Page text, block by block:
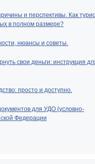
и перспективы. Как
в полном размере?
нюансы и советы.
свои деньги: инструкция
просто и доступно.
для УДО (условно-
Федерации